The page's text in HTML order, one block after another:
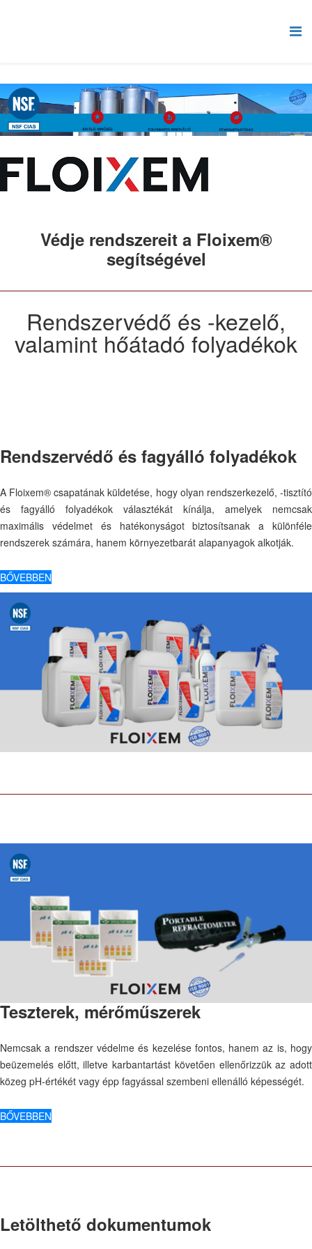
Védje rendszereit a Floixem®
segítségével
Rendszervédő és -kezelő,
valamint hőátadó folyadékok
Rendszervédő és fagyálló folyadékok
A Floixem® csapatának küldetése, hogy olyan rendszerkezelő, -tisztító
és fagyálló folyadékok választékát kínálja, amelyek nemcsak
maximális védelmet és hatékonyságot biztosítsanak a különféle
rendszerek számára, hanem környezetbarát alapanyagok alkotják.
BŐVEBBEN
Teszterek, mérőműszerek
Nemcsak a rendszer védelme és kezelése fontos, hanem az is, hogy
beüzemelés előtt, illetve karbantartást követően ellenőrizzük az adott
közeg pH-értékét vagy épp fagyással szembeni ellenálló képességét.
BŐVEBBEN
Letölthető dokumentumok